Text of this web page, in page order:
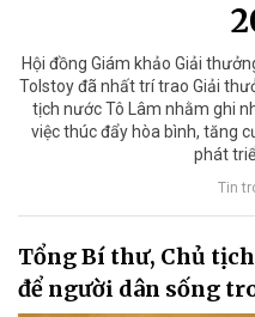
Hội đồng Giám khảo Giải
Tolstoy đã nhất trí trao Giải
tịch nước Tô Lâm nhằm ghi
việc thúc đẩy hòa bình, tăng
phát
Tin
Tổng Bí thư, Chủ
để người dân sống